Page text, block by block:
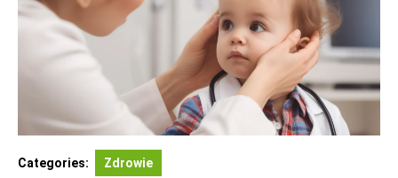
Categories: Zdrowie